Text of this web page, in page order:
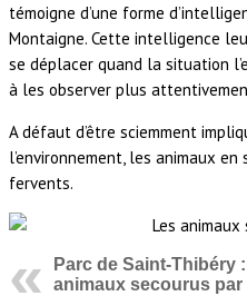
témoigne d’une forme
Montaigne. Cette intelligence
se déplacer quand la situation
à les observer plus
A défaut d’être sciemment
l’environnement, les animaux
fervents.
Parc de Saint-Thibéry
animaux secourus par